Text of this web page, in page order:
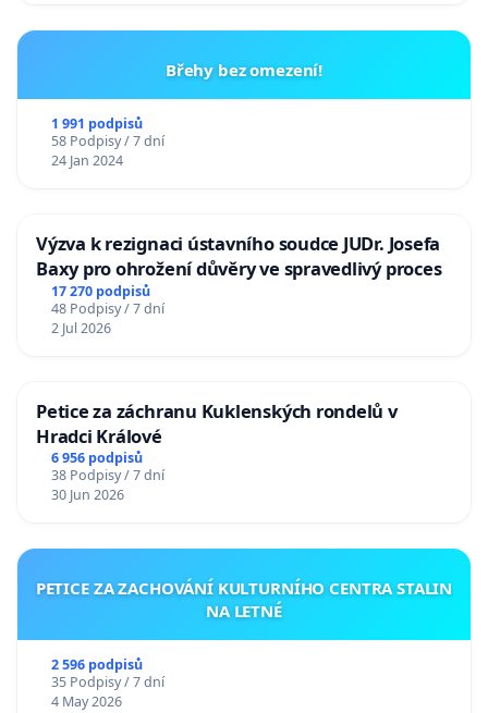
Břehy bez omezení!
1 991 podpisů
58 Podpisy / 7 dní
24 Jan 2024
Výzva k rezignaci ústavního soudce JUDr. Josefa
Baxy pro ohrožení důvěry ve spravedlivý proces
17 270 podpisů
48 Podpisy / 7 dní
2 Jul 2026
Petice za záchranu Kuklenských rondelů v
Hradci Králové
6 956 podpisů
38 Podpisy / 7 dní
30 Jun 2026
PETICE ZA ZACHOVÁNÍ KULTURNÍHO CENTRA STALIN
NA LETNÉ
2 596 podpisů
35 Podpisy / 7 dní
4 May 2026